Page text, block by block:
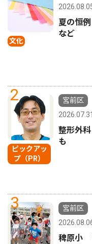
文化
夏の恒
など
2
ピックアッ
プ（PR）
宮前区
2026.07.31
整形外
も
3
宮前区
稗原小